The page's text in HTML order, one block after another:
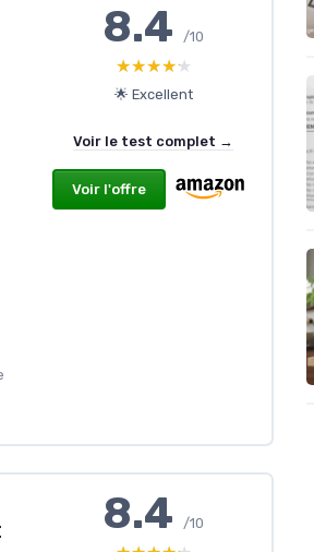
8.4/10
★★★★★
★★★★★
🌟 Excellent
Voir le test complet →
Voir l'offre
8.4/10